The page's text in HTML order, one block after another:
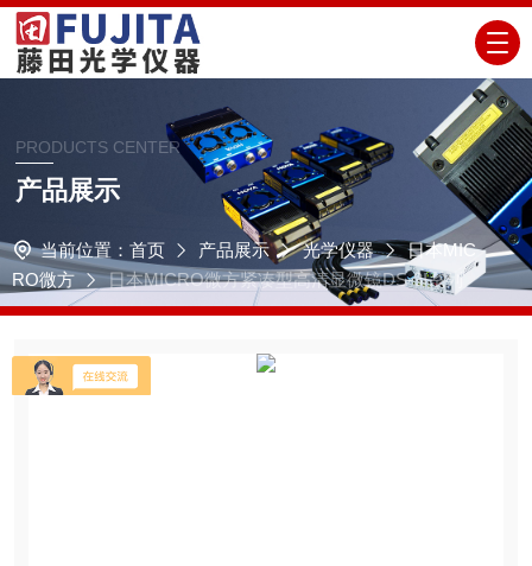
PRODUCTS CENTER
产品展示
当前位置： 首页 产品展示 光学仪器
日本MIC
RO微方
日本MICRO微方紧凑型高清显微镜DS-3I系列